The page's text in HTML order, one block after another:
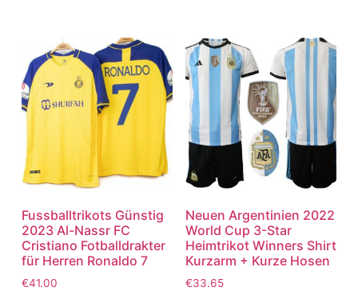
Fussballtrikots Günstig
2023 Al-Nassr FC
Cristiano Fotballdrakter
für Herren Ronaldo 7
€41.00
Neuen Argentinien 2022
World Cup 3-Star
Heimtrikot Winners Shirt
Kurzarm + Kurze Hosen
€33.65